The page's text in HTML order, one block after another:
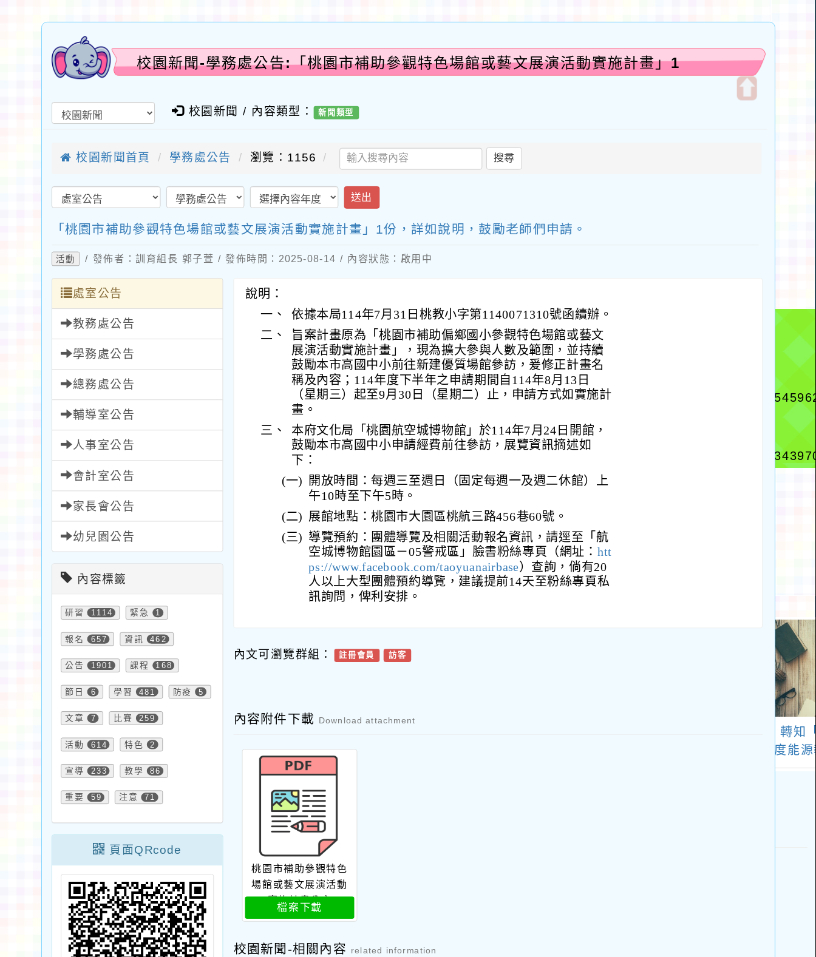
校園新聞-學務處公告:「桃園市補助參觀特色場館或藝文展演活動實施計畫」1
校園新聞 / 內容類型： 新聞類型
校園新聞首頁 學務處公告 瀏覽：1156 搜尋
送出
「桃園市補助參觀特色場館或藝文展演活動實施計畫」1份，詳如說明，鼓勵老師們申請。
活動 / 發佈者：訓育組長 郭子萱 / 發佈時間：2025-08-14 / 內容狀態：啟用中
處室公告
教務處公告
學務處公告
總務處公告
輔導室公告
人事室公告
會計室公告
家長會公告
幼兒園公告
內容標籤
研習 1114 緊急 1
報名 657 資訊 462
公告 1901 課程 168
節日 6 學習 481 防疫 5
文章 7 比賽 259
活動 614 特色 2
宣導 233 教學 86
重要 59 注意 71
頁面QRcode
說明：
一、
依據本局114年7月31日桃教小字第1140071310號函續辦。
二、
旨案計畫原為「桃園市補助偏鄉國小參觀特色場館或藝文
展演活動實施計畫」，現為擴大參與人數及範圍，並持續
鼓勵本市高國中小前往新建優質場館參訪，爰修正計畫名
稱及內容；114年度下半年之申請期間自114年8月13日
（星期三）起至9月30日（星期二）止，申請方式如實施計
畫。
三、
本府文化局「桃園航空城博物館」於114年7月24日開館，
鼓勵本市高國中小申請經費前往參訪，展覽資訊摘述如
下：
(一)
開放時間：每週三至週日（固定每週一及週二休館）上
午10時至下午5時。
(二) 展館地點：桃園市大園區桃航三路456巷60號。
(三) 導覽預約：團體導覽及相關活動報名資訊，請逕至「航
空城博物館園區－05警戒區」臉書粉絲專頁（網址： htt
ps://www.facebook.com/taoyuanairbase）查詢，倘有20
人以上大型團體預約導覽，建議提前14天至粉絲專頁私
訊詢問，俾利安排。
內文可瀏覽群組： 註冊會員 訪客
內容附件下載 Download attachment
桃園市補助參觀特色
場館或藝文展演活動
實施計畫公文
檔案下載
校園新聞-相關內容 related information